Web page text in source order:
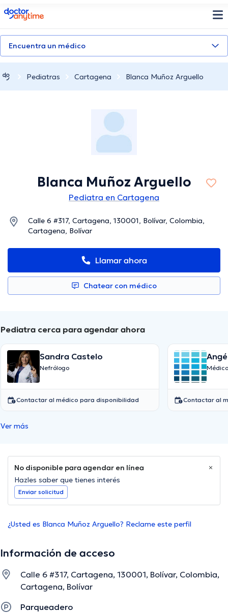
doctoranytime
Encuentra un médico
Pediatras Cartagena Blanca Muñoz Arguello
Blanca Muñoz Arguello
Pediatra en Cartagena
Calle 6 #317, Cartagena, 130001, Bolívar, Colombia,
Cartagena, Bolívar
Llamar ahora
Chatear con médico
Pediatra cerca para agendar ahora
Sandra Castelo
Nefrólogo
Contactar al médico para disponibilidad Contactar al
Ver más
No disponible para agendar en línea
Hazles saber que tienes interés
Enviar solicitud
¿Usted es Blanca Muñoz Arguello? Reclame este perfil
Información de acceso
Calle 6 #317, Cartagena, 130001, Bolívar, Colombia,
Cartagena, Bolívar
Parqueadero